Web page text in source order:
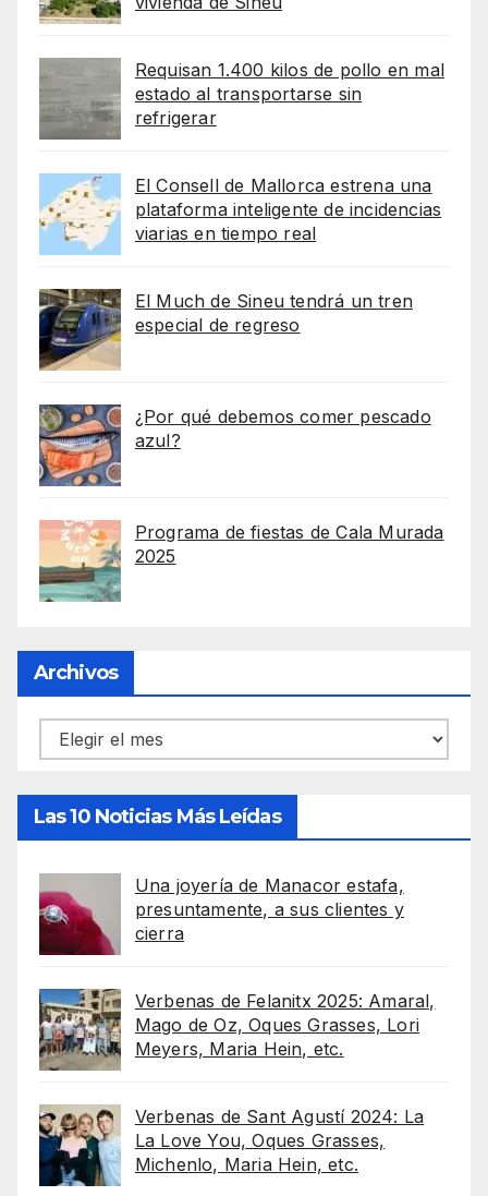
Requisan 1.400 kilos de pollo en mal
estado al transportarse sin
refrigerar
El Consell de Mallorca estrena una
plataforma inteligente de incidencias
viarias en tiempo real
El Much de Sineu tendrá un tren
especial de regreso
¿Por qué debemos comer pescado
azul?
Programa de fiestas de Cala Murada
2025
Archivos
Archivos
Las 10 Noticias Más Leídas
Una joyería de Manacor estafa,
presuntamente, a sus clientes y
cierra
Verbenas de Felanitx 2025: Amaral,
Mago de Oz, Oques Grasses, Lori
Meyers, Maria Hein, etc.
Verbenas de Sant Agustí 2024: La
La Love You, Oques Grasses,
Michenlo, Maria Hein, etc.